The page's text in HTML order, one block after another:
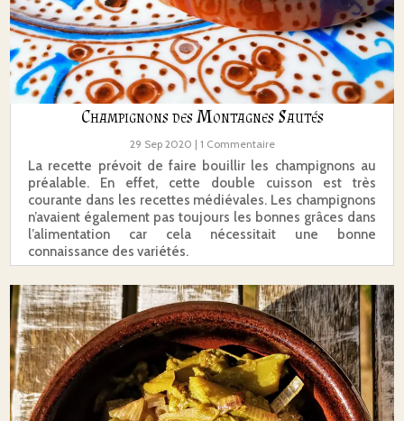
Champignons des Montagnes Sautés
29 Sep 2020 | 1 Commentaire
La recette prévoit de faire bouillir les champignons au
préalable. En effet, cette double cuisson est très
courante dans les recettes médiévales. Les champignons
n’avaient également pas toujours les bonnes grâces dans
l’alimentation car cela nécessitait une bonne
connaissance des variétés.